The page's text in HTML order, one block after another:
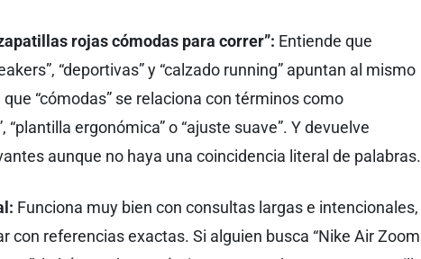
rojas cómodas para correr”: Entiende que
“deportivas” y “calzado running” apuntan al mismo
“cómodas” se relaciona con términos como
“plantilla ergonómica” o “ajuste suave”. Y devuelve
aunque no haya una coincidencia literal de palabras.
Funciona muy bien con consultas largas e intencionales,
con referencias exactas. Si alguien busca “Nike Air Zoom